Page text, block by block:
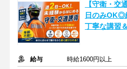
【守衛・
日のみOK◎
丁寧な講習
給与
時給1600円以上